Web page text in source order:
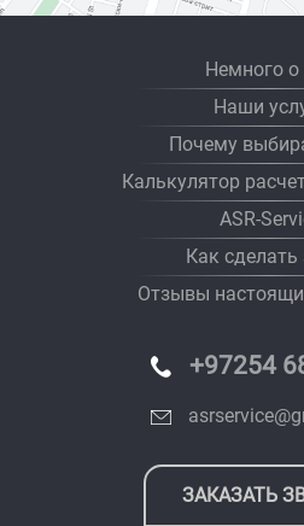
Немного о
Наши
Почему
Калькулятор
ASR-
Как сделать
Отзывы
+97254
ЗАКАЗАТЬ